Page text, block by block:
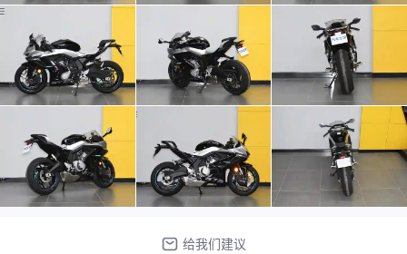
给我们建议